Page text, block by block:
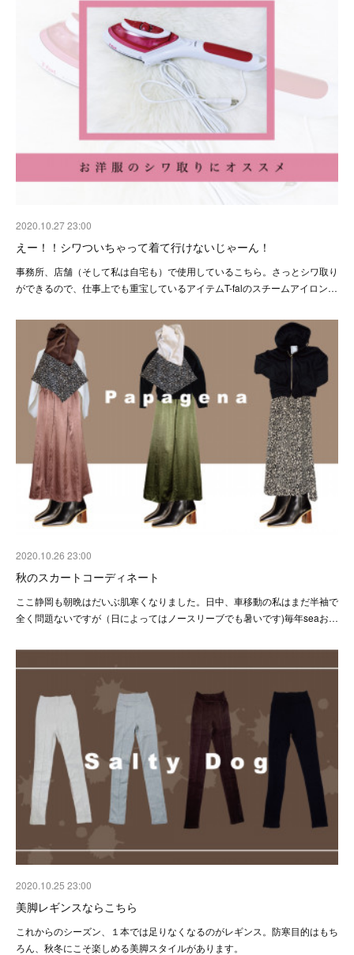
2020.10.27 23:00
えー！！シワついちゃって着て行けないじゃーん！
事務所、店舗（そして私は自宅も）で使用しているこちら。さっとシワ取り
ができるので、仕事上でも重宝しているアイテムT-falのスチームアイロン…
2020.10.26 23:00
秋のスカートコーディネート
ここ静岡も朝晩はだいぶ肌寒くなりました。日中、車移動の私はまだ半袖で
全く問題ないですが（日によってはノースリーブでも暑いです)毎年seaお…
2020.10.25 23:00
美脚レギンスならこちら
これからのシーズン、１本では足りなくなるのがレギンス。防寒目的はもち
ろん、秋冬にこそ楽しめる美脚スタイルがあります。